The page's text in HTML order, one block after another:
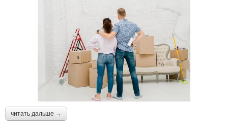
читать дальше →